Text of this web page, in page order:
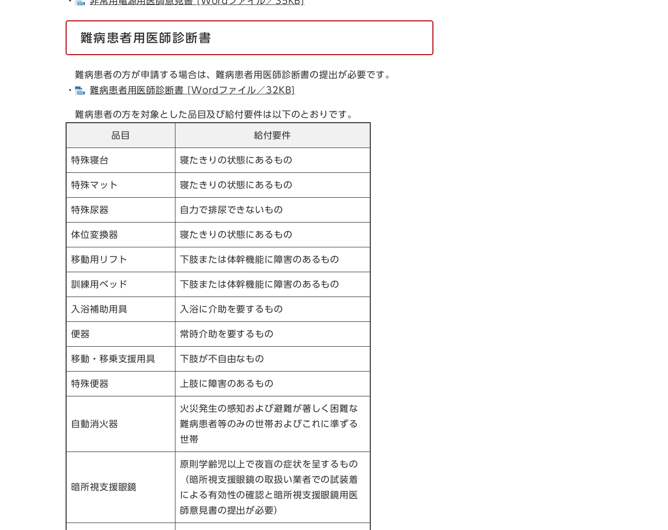
難病患者用医師診断書
難病患者の方が申請する場合は、難病患者用医師診断書の提出が必要です。
・
難病患者用医師診断書 [Wordファイル／32KB]
難病患者の方を対象とした品目及び給付要件は以下のとおりです。
品目 給付要件
特殊寝台 寝たきりの状態にあるもの
特殊マット 寝たきりの状態にあるもの
特殊尿器 自力で排尿できないもの
体位変換器 寝たきりの状態にあるもの
移動用リフト 下肢または体幹機能に障害のあるもの
訓練用ベッド 下肢または体幹機能に障害のあるもの
入浴補助用具 入浴に介助を要するもの
便器 常時介助を要するもの
移動・移乗支援用具 下肢が不自由なもの
特殊便器 上肢に障害のあるもの
自動消火器
火災発生の感知および避難が著しく困難な
難病患者等のみの世帯およびこれに準ずる
世帯
暗所視支援眼鏡
原則学齢児以上で夜盲の症状を呈するもの
（暗所視支援眼鏡の取扱い業者での試装着
による有効性の確認と暗所視支援眼鏡用医
師意見書の提出が必要）